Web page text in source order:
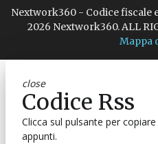
Nextwork360 - Codice fiscale
2026 Nextwork360. ALL
Mappa
close
Codice Rss
Clicca sul pulsante per copiare
appunti.